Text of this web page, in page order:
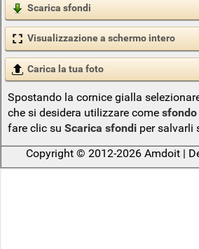
Scarica sfondi
Visualizzazione a schermo intero
Carica la tua foto
Spostando la cornice gialla
che si desidera utilizzare come
fare clic su Scarica sfondiper salvarli
Copyright © 2012-2026 Amdoit |